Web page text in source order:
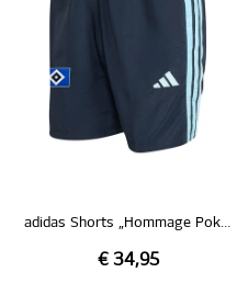
adidas Shorts „Hommage Pokalsieg 1976“
€ 34,95